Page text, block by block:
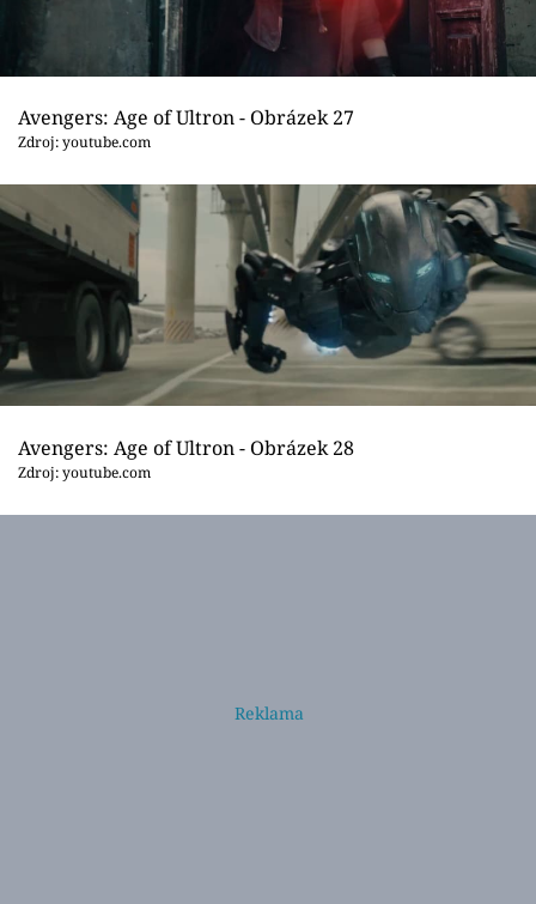
Avengers: Age of Ultron - Obrázek 27
Zdroj: youtube.com
Avengers: Age of Ultron - Obrázek 28
Zdroj: youtube.com